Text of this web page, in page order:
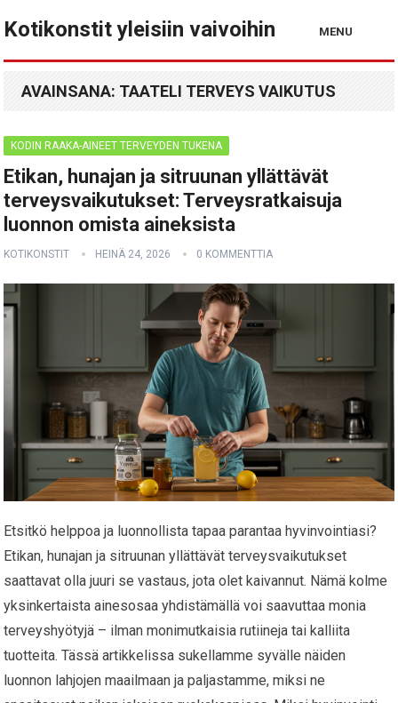
Kotikonstit yleisiin vaivoihin MENU
AVAINSANA: TAATELI TERVEYS VAIKUTUS
KODIN RAAKA-AINEET TERVEYDEN TUKENA
Etikan, hunajan ja sitruunan yllättävät
terveysvaikutukset: Terveysratkaisuja
luonnon omista aineksista
KOTIKONSTIT HEINÄ 24, 2026 0 KOMMENTTIA
Etsitkö helppoa ja luonnollista tapaa parantaa hyvinvointiasi?
Etikan, hunajan ja sitruunan yllättävät terveysvaikutukset
saattavat olla juuri se vastaus, jota olet kaivannut. Nämä kolme
yksinkertaista ainesosaa yhdistämällä voi saavuttaa monia
terveyshyötyjä – ilman monimutkaisia rutiineja tai kalliita
tuotteita. Tässä artikkelissa sukellamme syvälle näiden
luonnon lahjojen maailmaan ja paljastamme, miksi ne